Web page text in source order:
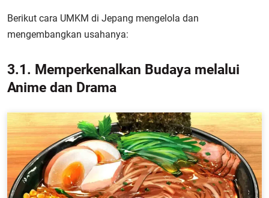
Berikut cara UMKM di Jepang mengelola dan
mengembangkan usahanya:
3.1. Memperkenalkan Budaya melalui
Anime dan Drama